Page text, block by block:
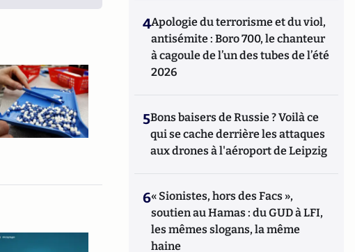
4Apologie du terrorisme et du viol,
antisémite : Boro 700, le chanteur
à cagoule de l’un des tubes de l’été
2026
5Bons baisers de Russie ? Voilà ce
qui se cache derrière les attaques
aux drones à l'aéroport de Leipzig
6« Sionistes, hors des Facs »,
soutien au Hamas : du GUD à LFI,
les mêmes slogans, la même
haine